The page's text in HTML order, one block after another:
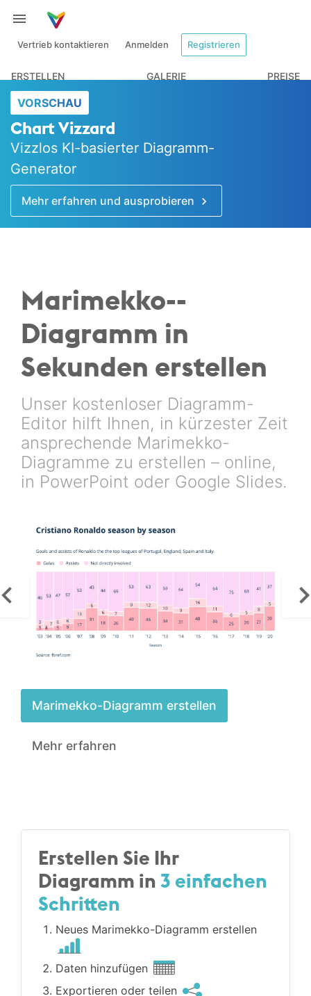
Vertrieb kontaktieren Anmelden Registrieren
ERSTELLEN GALERIE PREISE
VORSCHAU
Chart Vizzard
Vizzlos KI-basierter Diagramm-
Generator
Mehr erfahren und ausprobieren
Marimekko-­
Diagramm in
Sekunden erstellen
Unser kostenloser Diagramm-
Editor hilft Ihnen, in kürzester Zeit
ansprechende Marimekko-
Diagramme zu erstellen – online,
in PowerPoint oder Google Slides.
Marimekko-­Diagramm erstellen
Mehr erfahren
Erstellen Sie Ihr
Diagramm in3 einfachen
Schritten
Neues Marimekko-­Diagramm erstellen
Daten hinzufügen
Exportieren oder teilen